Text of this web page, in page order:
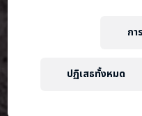
กา
ปฏิเสธทั้งหมด